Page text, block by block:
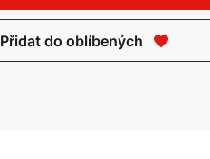
Přidat do oblíbených